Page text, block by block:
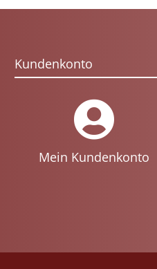
Kundenkonto
Mein Kundenkonto